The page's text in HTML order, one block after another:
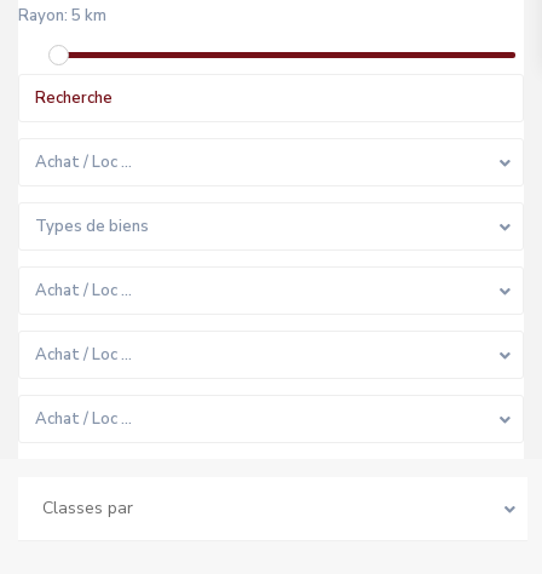
Rayon: 5 km
Achat / Loc …
Types de biens
Achat / Loc …
Achat / Loc …
Achat / Loc …
Classes par